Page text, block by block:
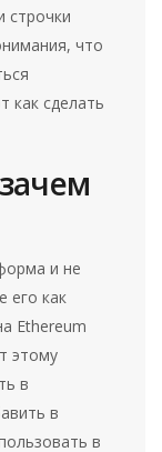
строчки
что
как сделать
и не
его как
Ethereum
этому
в
в
в